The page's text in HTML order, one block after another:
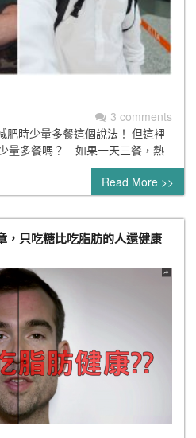
3 comments
時少量多餐這個說法！ 但這裡
量多餐嗎？ 如果一天三餐，熱
Read More >>
，只吃糖比吃脂肪的人還健康